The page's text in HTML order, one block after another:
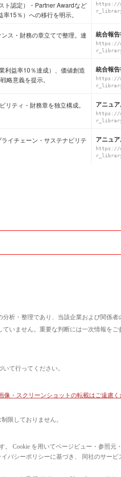
ト認定）・Partner Awardなど
15％）への移行を明示。
https://
ス・財務の章立てで整理。連
統合報
https://
利益率10％達成）、価値創造
略意義を提示。
統合報
https://
ティ・財務章を独立構成。
アニュ
https://
イチェーン・サステナビリテ
アニュ
https://
析・整理であり、当該企業および関係者
いません。重要な判断には一次情報をご
て行ってください。
像・スクリーンショットの転載はご遠慮く
限しておりません。
。 Cookie を用いてページビュー・参照
バシーポリシーに基づき、 同社のサー